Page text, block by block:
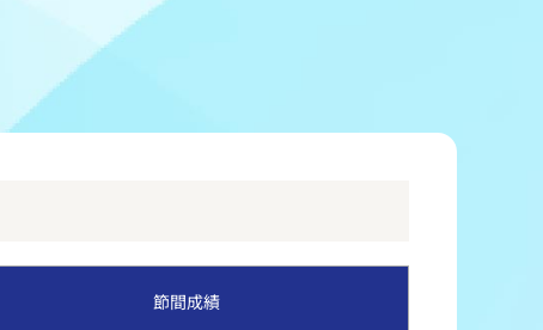
オラレ浜松
選手応援横断幕について
冠レース協賛キャンペーン
節間成績